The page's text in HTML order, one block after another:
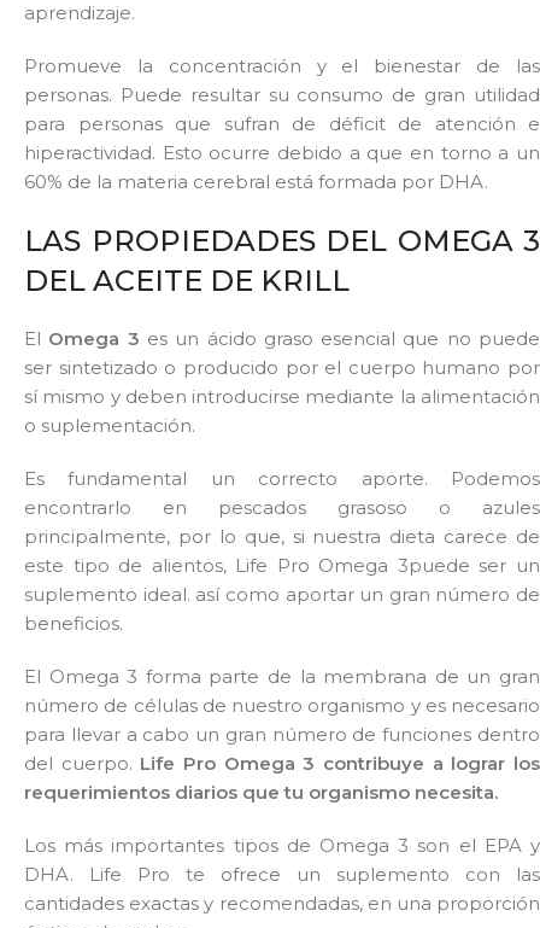
aprendizaje.
Promueve la concentración y el bienestar de las
personas. Puede resultar su consumo de gran utilidad
para personas que sufran de déficit de atención e
hiperactividad. Esto ocurre debido a que en torno a un
60% de la materia cerebral está formada por DHA.
LAS PROPIEDADES DEL OMEGA 3
DEL ACEITE DE KRILL
El Omega 3 es un ácido graso esencial que no puede
ser sintetizado o producido por el cuerpo humano por
sí mismo y deben introducirse mediante la alimentación
o suplementación.
Es fundamental un correcto aporte. Podemos
encontrarlo en pescados grasoso o azules
principalmente, por lo que, si nuestra dieta carece de
este tipo de alientos, Life Pro Omega 3puede ser un
suplemento ideal. así como aportar un gran número de
beneficios.
El Omega 3 forma parte de la membrana de un gran
número de células de nuestro organismo y es necesario
para llevar a cabo un gran número de funciones dentro
del cuerpo. Life Pro Omega 3 contribuye a lograr los
requerimientos diarios que tu organismo necesita.
Los más importantes tipos de Omega 3 son el EPA y
DHA. Life Pro te ofrece un suplemento con las
cantidades exactas y recomendadas, en una proporción